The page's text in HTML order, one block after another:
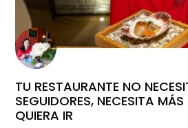
TU RESTAURANTE NO
SEGUIDORES, NECESITA MÁS
QUIERA IR